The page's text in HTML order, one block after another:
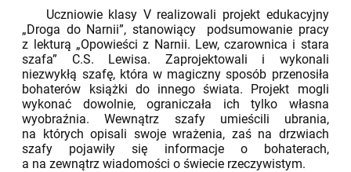
Uczniowie klasy V realizowali projekt edukacyjny
„Droga do Narnii”, stanowiący podsumowanie pracy
z lekturą „Opowieści z Narnii. Lew, czarownica i stara
szafa” C.S. Lewisa. Zaprojektowali i wykonali
niezwykłą szafę, która w magiczny sposób przenosiła
bohaterów książki do innego świata. Projekt mogli
wykonać dowolnie, ograniczała ich tylko własna
wyobraźnia. Wewnątrz szafy umieścili ubrania,
na których opisali swoje wrażenia, zaś na drzwiach
szafy pojawiły się informacje o bohaterach,
a na zewnątrz wiadomości o świecie rzeczywistym.